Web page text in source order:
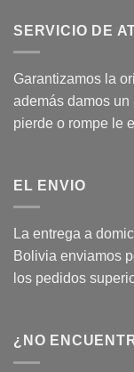
SERVICIO DE
Garantizamos la
además damos un
pierde o rompe le
EL ENVIO
La entrega a
Bolivia enviamos
los pedidos
¿NO